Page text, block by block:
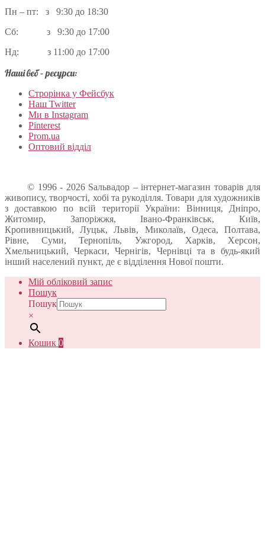
Пн – пт: з 9:30 до 18:30
Сб: з 9:30 до 17:00
Нд: з 11:00 до 17:00
Наші веб – ресурси:
Строрінка у Фейсбук
Наш Twitter
Ми в Instagram
Pinterest
Prom.ua
Оптовий відділ
© 1996 - 2026 Sальвадор – інтернет-магазин товарів для
живопису, творчості, хобі та рукоділля. Товари для художників
з доставкою по всій території України: Вінниця, Дніпро,
Житомир, Запоріжжя, Івано-Франківськ, Київ,
Кропивницький, Луцьк, Львів, Миколаїв, Одеса, Полтава,
Рівне, Суми, Тернопіль, Ужгород, Харків, Херсон,
Хмельницький, Черкаси, Чернігів, Чернівці та в будь-який
інший населений пункт, де є відділення Нової пошти.
Мій обліковий запис
Пошук
Пошук
×
Кошик 0